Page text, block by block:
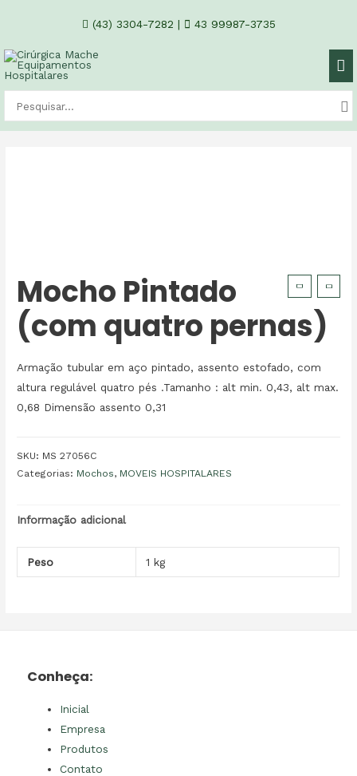
(43) 3304-7282 | 43 99987-3735
Mocho Pintado
(com quatro pernas)
Armação tubular em aço pintado, assento estofado, com
altura regulável quatro pés .Tamanho : alt min. 0,43, alt max.
0,68 Dimensão assento 0,31
SKU: MS 27056C
Categorias: Mochos, MOVEIS HOSPITALARES
Informação adicional
Peso 1 kg
Conheça:
Inicial
Empresa
Produtos
Contato